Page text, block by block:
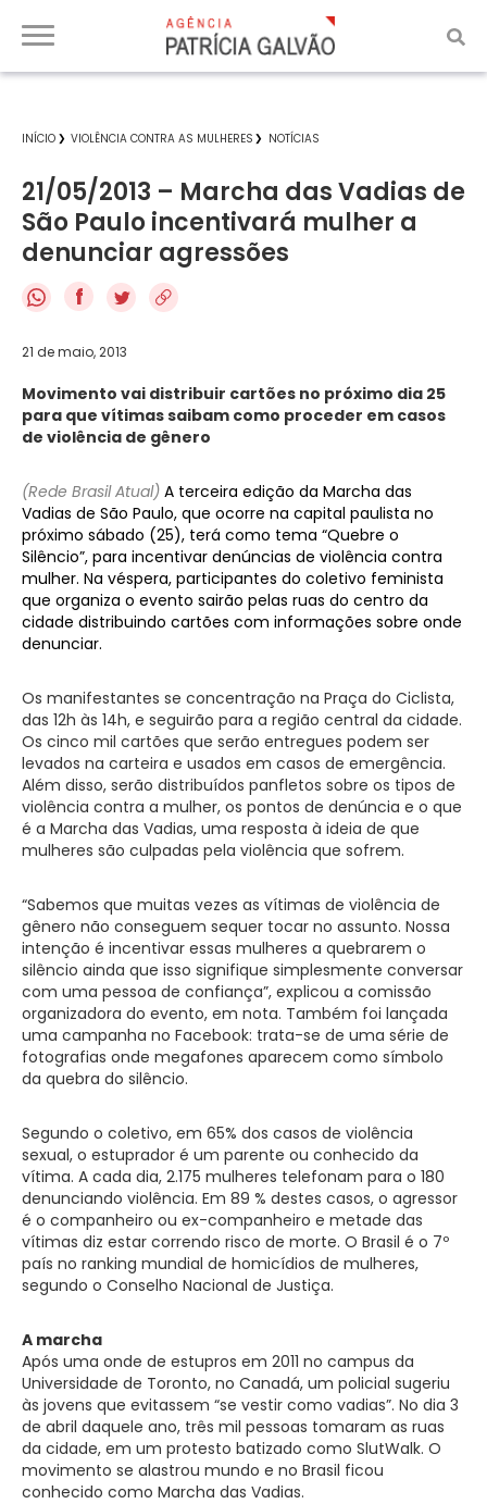
INÍCIO VIOLÊNCIA CONTRA AS MULHERES NOTÍCIAS
21/05/2013 – Marcha das Vadias de
São Paulo incentivará mulher a
denunciar agressões
f
21 de maio, 2013
Movimento vai distribuir cartões no próximo dia 25
para que vítimas saibam como proceder em casos
de violência de gênero
(Rede Brasil Atual) A terceira edição da Marcha das
Vadias de São Paulo, que ocorre na capital paulista no
próximo sábado (25), terá como tema “Quebre o
Silêncio”, para incentivar denúncias de violência contra
mulher. Na véspera, participantes do coletivo feminista
que organiza o evento sairão pelas ruas do centro da
cidade distribuindo cartões com informações sobre onde
denunciar.
Os manifestantes se concentração na Praça do Ciclista,
das 12h às 14h, e seguirão para a região central da cidade.
Os cinco mil cartões que serão entregues podem ser
levados na carteira e usados em casos de emergência.
Além disso, serão distribuídos panfletos sobre os tipos de
violência contra a mulher, os pontos de denúncia e o que
é a Marcha das Vadias, uma resposta à ideia de que
mulheres são culpadas pela violência que sofrem.
“Sabemos que muitas vezes as vítimas de violência de
gênero não conseguem sequer tocar no assunto. Nossa
intenção é incentivar essas mulheres a quebrarem o
silêncio ainda que isso signifique simplesmente conversar
com uma pessoa de confiança”, explicou a comissão
organizadora do evento, em nota. Também foi lançada
uma campanha no Facebook: trata-se de uma série de
fotografias onde megafones aparecem como símbolo
da quebra do silêncio.
Segundo o coletivo, em 65% dos casos de violência
sexual, o estuprador é um parente ou conhecido da
vítima. A cada dia, 2.175 mulheres telefonam para o 180
denunciando violência. Em 89 % destes casos, o agressor
é o companheiro ou ex-companheiro e metade das
vítimas diz estar correndo risco de morte. O Brasil é o 7º
país no ranking mundial de homicídios de mulheres,
segundo o Conselho Nacional de Justiça.
A marcha
Após uma onde de estupros em 2011 no campus da
Universidade de Toronto, no Canadá, um policial sugeriu
às jovens que evitassem “se vestir como vadias”. No dia 3
de abril daquele ano, três mil pessoas tomaram as ruas
da cidade, em um protesto batizado como SlutWalk. O
movimento se alastrou mundo e no Brasil ficou
conhecido como Marcha das Vadias.